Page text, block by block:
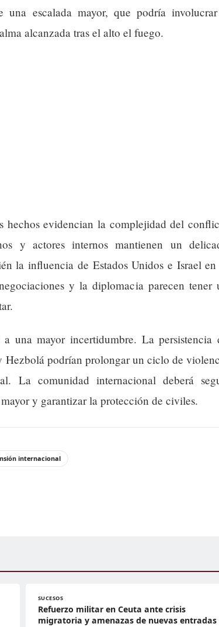
una escalada mayor, que podría
alcanzada tras el alto el fuego.
hechos evidencian la complejidad del
y actores internos mantienen un
la influencia de Estados Unidos e Israel
y la diplomacia parecen tener
una mayor incertidumbre. La persistencia
Hezbolá podrían prolongar un ciclo de
La comunidad internacional deberá
y garantizar la protección de civiles.
internacional
SUCESOS
Refuerzo militar en Ceuta ante crisis
migratoria y amenazas de nuevas entradas